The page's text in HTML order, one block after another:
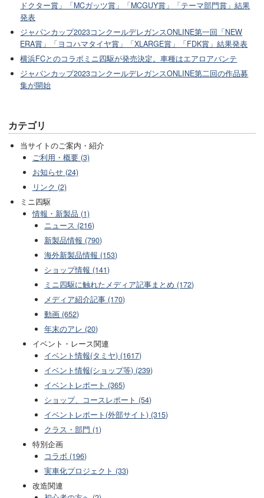
ドクター賞」「MCガッツ賞」「MCGUY賞」「テーマ部門賞」結果
発表
ジャパンカップ2023コンクールデレガンスONLINE第一回「NEW
ERA賞」「ヨコハマタイヤ賞」「XLARGE賞」「FDK賞」結果発表
横浜FCとのコラボミニ四駆が発売決定。車種はエアロアバンテ
ジャパンカップ2023コンクールデレガンスONLINE第二回の作品募
集が開始
カテゴリ
当サイトのご案内・紹介
ご利用・概要 (3)
お知らせ (24)
リンク (2)
ミニ四駆
情報・新製品 (1)
ニュース (216)
新製品情報 (790)
海外新製品情報 (153)
ショップ情報 (141)
ミニ四駆に触れたメディア記事まとめ (172)
メディア紹介記事 (170)
動画 (652)
年末のアレ (20)
イベント・レース関連
イベント情報(タミヤ) (1617)
イベント情報(ショップ等) (239)
イベントレポート (365)
ショップ、コースレポート (54)
イベントレポート(外部サイト) (315)
クラス・部門 (1)
特別企画
コラボ (196)
実車化プロジェクト (33)
改造関連